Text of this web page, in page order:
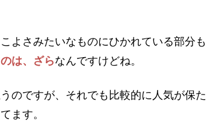
よさみたいなものにひかれている部分も
は、ざらなんですけどね。
のですが、それでも比較的に人気が保た
ます。